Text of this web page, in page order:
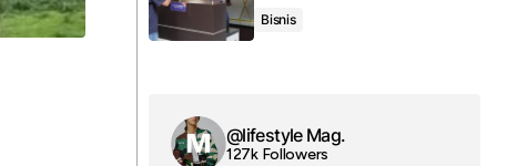
Bisnis
@lifestyle Mag.
127k Followers